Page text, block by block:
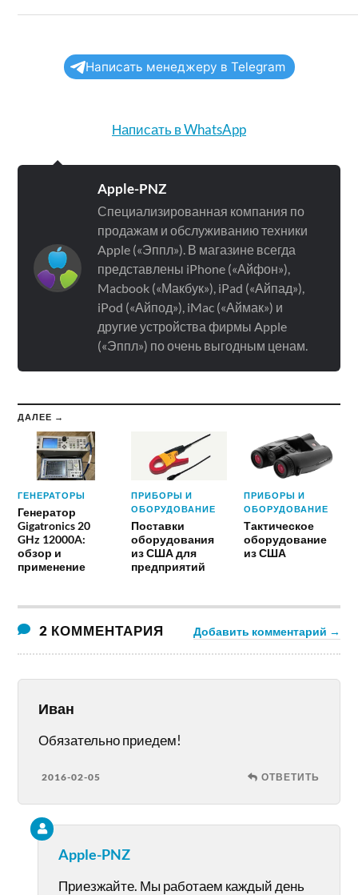
Написать менеджеру в Telegram
Написать в WhatsApp
Apple-PNZ
Специализированная компания по
продажам и обслуживанию техники
Apple («Эппл»). В магазине всегда
представлены iPhone («Айфон»),
Macbook («Макбук»), iPad («Айпад»),
iPod («Айпод»), iMac («Аймак») и
другие устройства фирмы Apple
(«Эппл») по очень выгодным ценам.
ДАЛЕЕ →
ГЕНЕРАТОРЫ
Генератор
Gigatronics 20
GHz 12000A:
обзор и
применение
ПРИБОРЫ И
ОБОРУДОВАНИЕ
Поставки
оборудования
из США для
предприятий
ПРИБОРЫ И
ОБОРУДОВАНИЕ
Тактическое
оборудование
из США
2 КОММЕНТАРИЯ Добавить комментарий →
Иван
Обязательно приедем!
2016-02-05 ОТВЕТИТЬ
Apple-PNZ
Приезжайте. Мы работаем каждый день